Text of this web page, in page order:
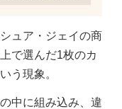
ュア・ジェイの商
で選んだ1枚のカ
う現象。
中に組み込み、違